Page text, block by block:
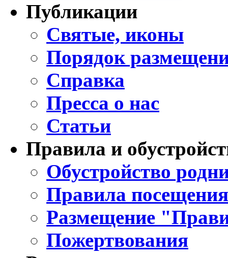
Публикации
Святые, иконы
Порядок
Справка
Пресса о нас
Статьи
Правила и
Обустройство
Правила
Размещение
Пожертвования